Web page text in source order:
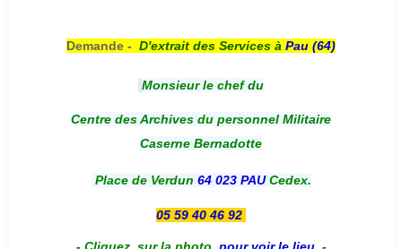
Demande - D'extrait des Services à Pau (64)
Monsieur le chef du
Centre des Archives du personnel Militaire
Caserne Bernadotte
Place de Verdun 64 023 PAUCedex.
05 59 40 46 92